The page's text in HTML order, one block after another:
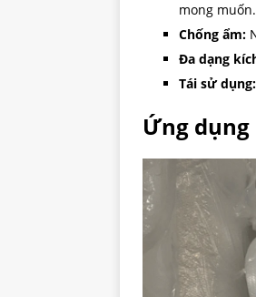
mong muốn.
Chống ẩm:
Đa dạng
Tái sử dụng:
Ứng dụng